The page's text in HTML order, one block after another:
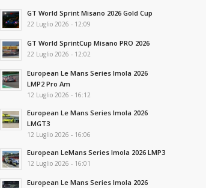
GT World Sprint Misano 2026 Gold Cup
22 Luglio 2026 - 12:09
GT World SprintCup Misano PRO 2026
22 Luglio 2026 - 12:02
European Le Mans Series Imola 2026
LMP2 Pro Am
12 Luglio 2026 - 16:12
European Le Mans Series Imola 2026
LMGT3
12 Luglio 2026 - 16:06
European LeMans Series Imola 2026 LMP3
12 Luglio 2026 - 16:01
European Le Mans Series Imola 2026